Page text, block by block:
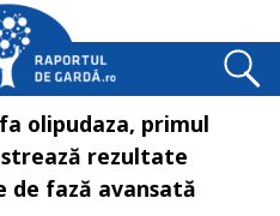
olipudaza, primul
rezultate
de fază avansată